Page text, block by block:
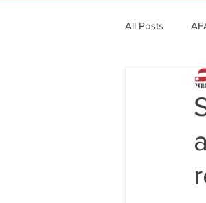
All Posts
banner
Em